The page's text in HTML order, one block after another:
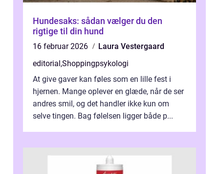
Hundesaks: sådan vælger du den
rigtige til din hund
16 februar 2026
Laura Vestergaard
editorial ,Shoppingpsykologi
At give gaver kan føles som en lille fest i
hjernen. Mange oplever en glæde, når de ser
andres smil, og det handler ikke kun om
selve tingen. Bag følelsen ligger både p...